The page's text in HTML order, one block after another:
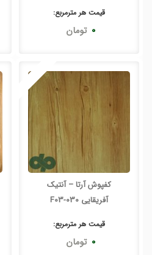
قیمت هر مترمربع:
۰ تومان
کفپوش آرتا – آنتیک
آفریقایی F03-030
قیمت هر مترمربع:
۰ تومان